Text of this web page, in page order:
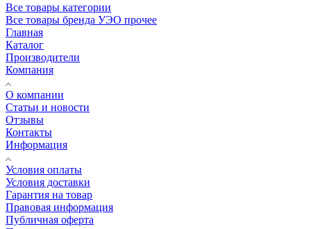
Все товары категории
Все товары бренда УЭО прочее
Главная
Каталог
Производители
Компания
О компании
Статьи и новости
Отзывы
Контакты
Информация
Условия оплаты
Условия доставки
Гарантия на товар
Правовая информация
Публичная оферта